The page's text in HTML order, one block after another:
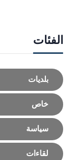
الفئات
بلديات
خاص
سياسة
لقاءات